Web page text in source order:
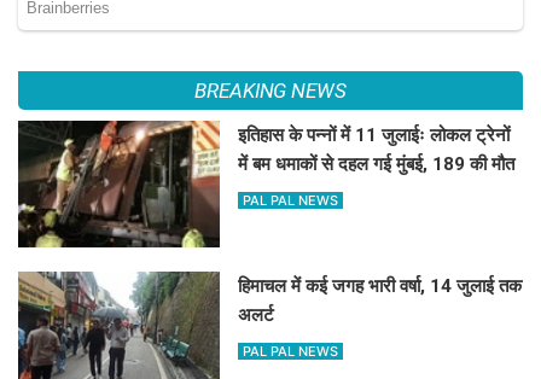
BREAKING NEWS
इतिहास के पन्नों में 11 जुलाईः लोकल ट्रेनों
में बम धमाकों से दहल गई मुंबई, 189 की मौत
PAL PAL NEWS
हिमाचल में कई जगह भारी वर्षा, 14 जुलाई तक
अलर्ट
PAL PAL NEWS